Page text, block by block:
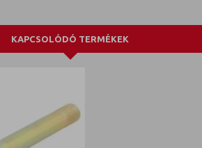
KAPCSOLÓDÓ TERMÉKEK